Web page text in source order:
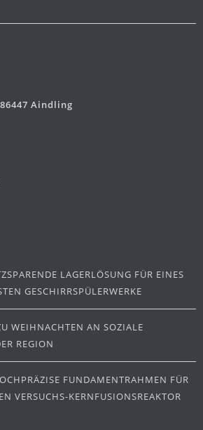
Aindling
LAGERLÖSUNG FÜR EINES
GESCHIRRSPÜLERWERKE
WEIHNACHTEN AN SOZIALE
REGION
FUNDAMENTRAHMEN FÜR
VERSUCHS-KERNFUSIONSREAKTOR